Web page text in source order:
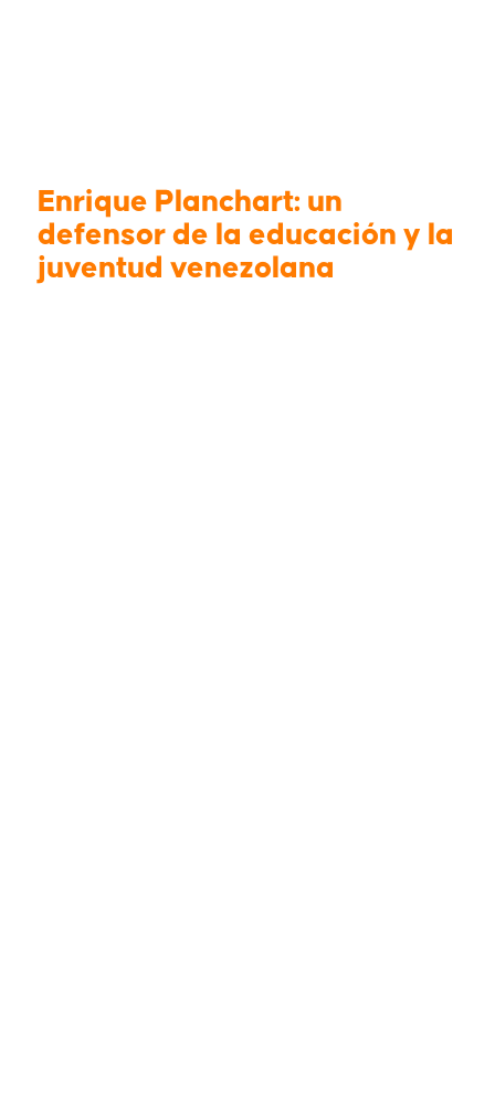
Enrique Planchart: un
defensor de la educación y la
juventud venezolana